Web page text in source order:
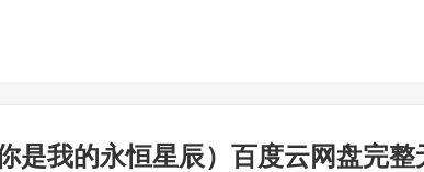
你是我的永恒星辰）百度云网盘完